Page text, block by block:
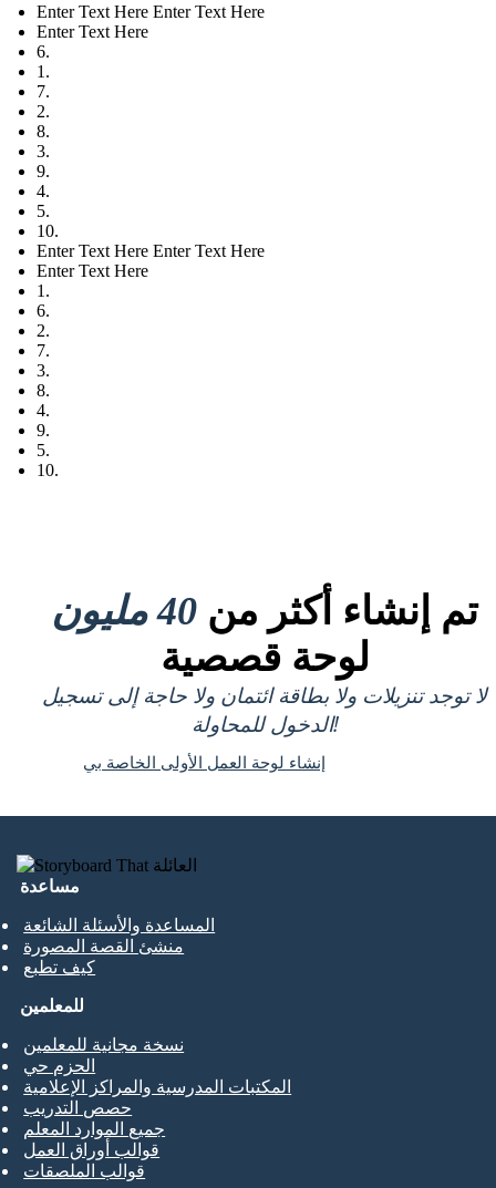
Enter Text Here Enter Text Here
Enter Text Here
6.
1.
7.
2.
8.
3.
9.
4.
5.
10.
Enter Text Here Enter Text Here
Enter Text Here
1.
6.
2.
7.
3.
8.
4.
9.
5.
10.
تم إنشاء أكثر من 40 مليون
لوحة قصصية
لا توجد تنزيلات ولا بطاقة ائتمان ولا حاجة إلى تسجيل
الدخول للمحاولة!
إنشاء لوحة العمل الأولى الخاصة بي
مساعدة
المساعدة والأسئلة الشائعة
منشئ القصة المصورة
كيف تطبع
للمعلمين
نسخة مجانية للمعلمين
الحزم حي
المكتبات المدرسية والمراكز الإعلامية
حصص التدريب
جميع الموارد المعلم
قوالب أوراق العمل
قوالب الملصقات